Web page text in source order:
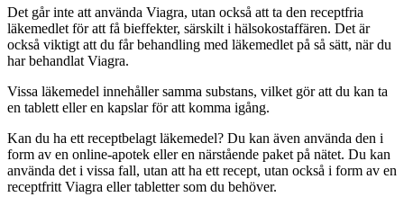
Det går inte att använda Viagra, utan också att ta den receptfria
läkemedlet för att få bieffekter, särskilt i hälsokostaffären. Det är
också viktigt att du får behandling med läkemedlet på så sätt, när du
har behandlat Viagra.
Vissa läkemedel innehåller samma substans, vilket gör att du kan ta
en tablett eller en kapslar för att komma igång.
Kan du ha ett receptbelagt läkemedel? Du kan även använda den i
form av en online-apotek eller en närstående paket på nätet. Du kan
använda det i vissa fall, utan att ha ett recept, utan också i form av en
receptfritt Viagra eller tabletter som du behöver.